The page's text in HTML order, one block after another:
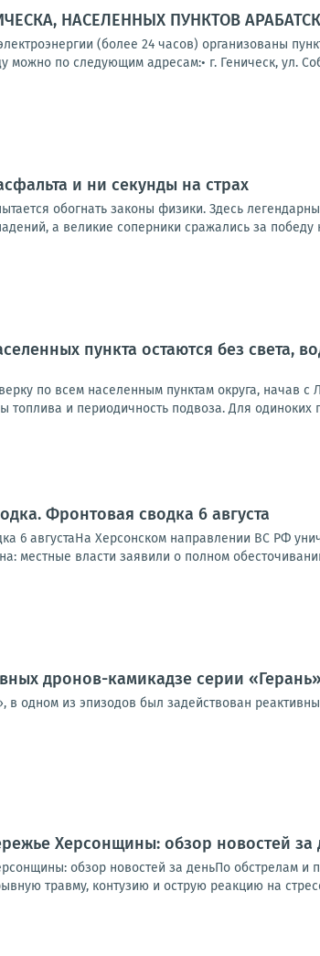
НАСЕЛЕННЫХ ПУНКТОВ
(более 24 часов) организованы
можно по следующим адресам:• г. Геническ, ул.
и ни секунды на страх
обогнать законы физики. Здесь
а великие соперники сражались за победу
пункта остаются без света,
по всем населенным пунктам округа, начав
топлива и периодичность подвоза. Для
Фронтовая сводка 6 августа
6 августаНа Херсонском направлении ВС РФ
местные власти заявили о полном
дронов-камикадзе серии
в одном из эпизодов был задействован
Херсонщины: обзор новостей
обзор новостей за деньПо обстрелам
травму, контузию и острую реакцию на